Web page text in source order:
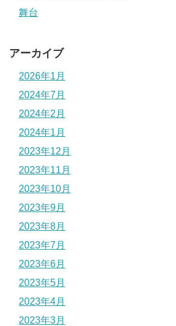
舞台
アーカイブ
2026年1月
2024年7月
2024年2月
2024年1月
2023年12月
2023年11月
2023年10月
2023年9月
2023年8月
2023年7月
2023年6月
2023年5月
2023年4月
2023年3月